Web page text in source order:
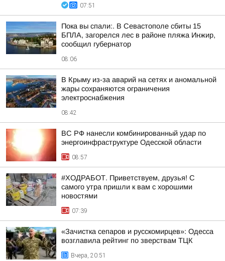
07:51
Пока вы спали:. В Севастополе сбиты 15
БПЛА, загорелся лес в районе пляжа Инжир,
сообщил губернатор
08:06
В Крыму из-за аварий на сетях и аномальной
жары сохраняются ограничения
электроснабжения
08:42
ВС РФ нанесли комбинированный удар по
энергоинфраструктуре Одесской области
08:57
#ХОДРАБОТ. Приветствуем, друзья! С
самого утра пришли к вам с хорошими
новостями
07:39
«Зачистка сепаров и русскомирцев»: Одесса
возглавила рейтинг по зверствам ТЦК
Вчера, 20:51